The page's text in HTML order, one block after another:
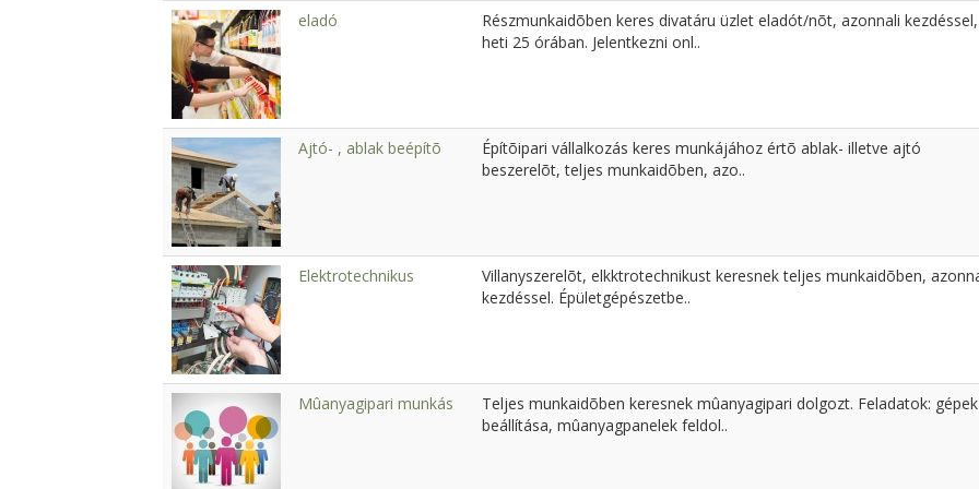
eladó
Részmunkaidõben keres divatáru üzlet eladót/nõt, azonnali kezdéssel,
heti 25 órában. Jelentkezni onl..
Ajtó- , ablak beépítõ
Építõipari vállalkozás keres munkájához értõ ablak- illetve ajtó
beszerelõt, teljes munkaidõben, azo..
Elektrotechnikus
Villanyszerelõt, elkktrotechnikust keresnek teljes munkaidõben,
kezdéssel. Épületgépészetbe..
Mûanyagipari munkás
Teljes munkaidõben keresnek mûanyagipari dolgozt. Feladatok: gépek
beállítása, mûanyagpanelek feldol..